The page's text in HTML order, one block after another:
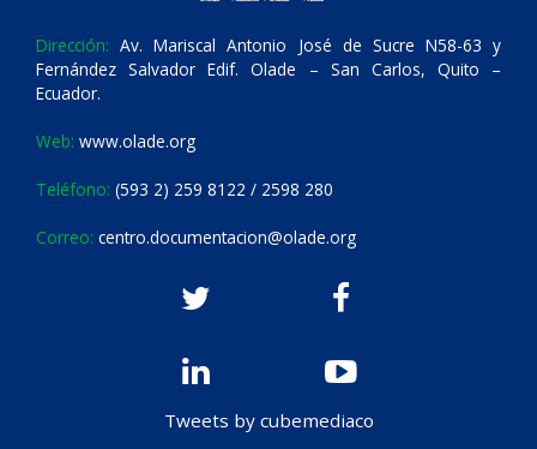
Dirección: Av. Mariscal Antonio José de Sucre N58-63 y
Fernández Salvador Edif. Olade – San Carlos, Quito –
Ecuador.
Web: www.olade.org
Teléfono: (593 2) 259 8122 / 2598 280
Correo: centro.documentacion@olade.org
Tweets by cubemediaco